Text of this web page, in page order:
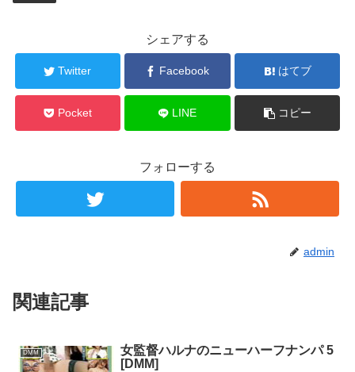
シェアする
Twitter Facebook はてブ
Pocket LINE コピー
フォローする
admin
関連記事
DMM
女監督ハルナのニューハーフナンパ 5
[DMM]